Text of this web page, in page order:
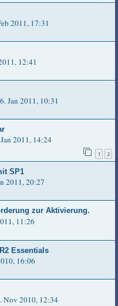
2011, 17:31
12:41
Jan 2011, 10:31
2011, 14:24
1 2
SP1
2011, 20:27
zur Aktivierung.
11:26
Essentials
16:06
Nov 2010, 12:34